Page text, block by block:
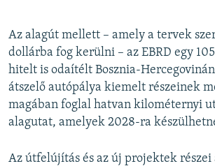
Az alagút mellett – amely a tervek
dollárba fog kerülni – az EBRD egy
hitelt is odaítélt Bosznia-
átszelő autópálya kiemelt részeinek
magában foglal hatvan kilométernyi
alagutat, amelyek 2028-ra
Az útfelújítás és az új projektek részei